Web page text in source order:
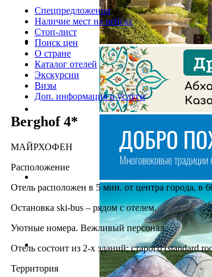
Спецпредложения
Наличие мест на рейсах
Стоп-лист
Поиск цен
О стране
Каталог отелей
Экскурсии
Визы
Доп. информация и услуги
Berghof 4*
МАЙРХОФЕН
Расположение
Отель расположен в 5 мин. от центра города, в
Остановка ski-bus – рядом с отелем.
Уютные номера. Вежливый персонал.
Отель состоит из 2-х зданий: старого (standard
Территория